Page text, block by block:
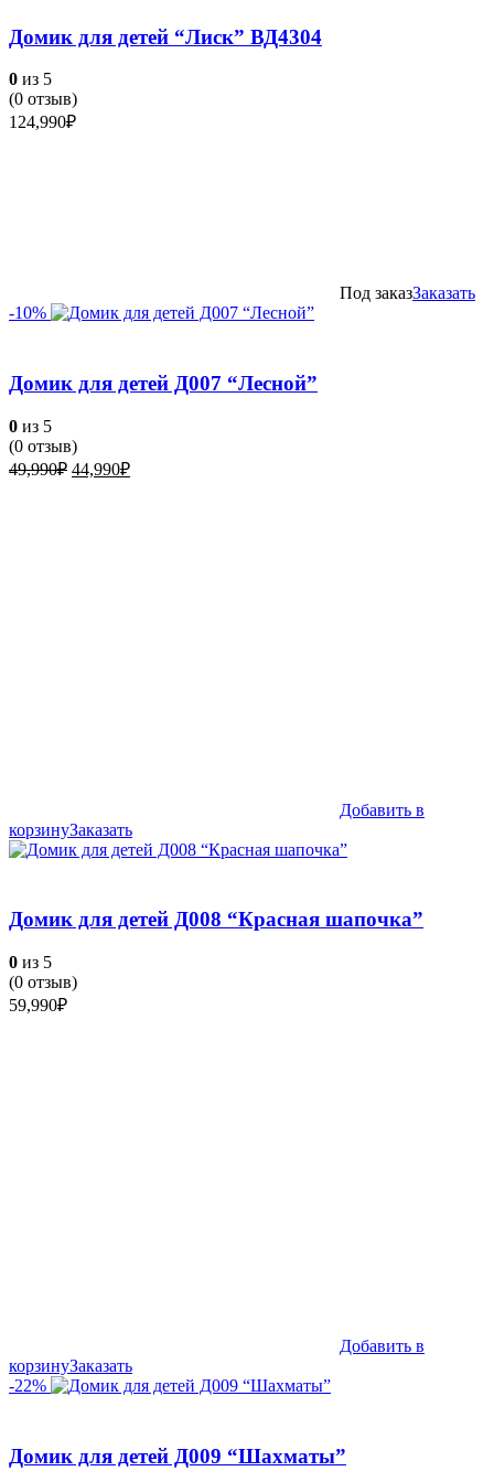
Домик для детей “Лиск” ВД4304
0 из 5
(0 отзыв)
124,990₽
Под заказЗаказать
-10%
Домик для детей Д007 “Лесной”
0 из 5
(0 отзыв)
49,990₽ Первоначальная
44,990₽Текущая
Добавить в
корзинуЗаказать
Домик для детей Д008 “Красная шапочка”
0 из 5
(0 отзыв)
59,990₽
Добавить в
корзинуЗаказать
-22%
Домик для детей Д009 “Шахматы”